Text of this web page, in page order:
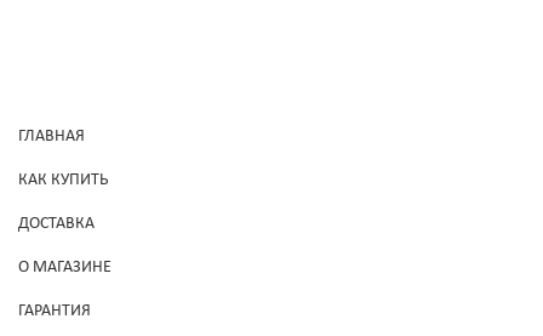
ГЛАВНАЯ
КАК КУПИТЬ
ДОСТАВКА
О МАГАЗИНЕ
ГАРАНТИЯ